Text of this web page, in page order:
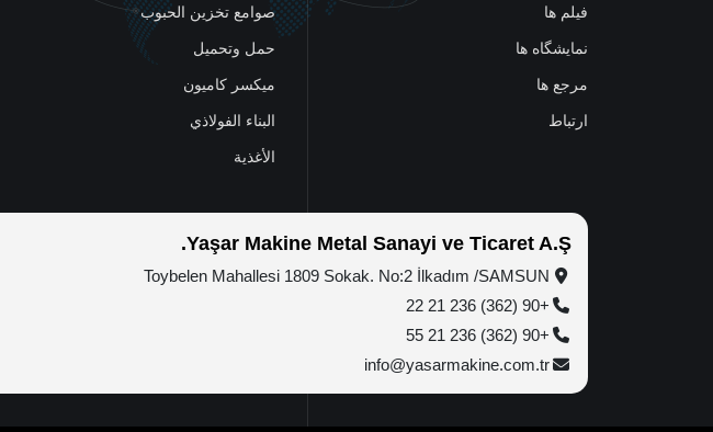
فیلم ها
نمایشگاه ها
مرجع ها
ارتباط
صوامع تخزين الحبوب
حمل وتحميل
میکسر کامیون
البناء الفولاذي
الأغذية
Yaşar Makine Metal Sanayi ve Ticaret A.Ş.
Toybelen Mahallesi 1809 Sokak. No:2 İlkadım /SAMSUN
+90 (362) 236 21 22
+90 (362) 236 21 55
info@yasarmakine.com.tr